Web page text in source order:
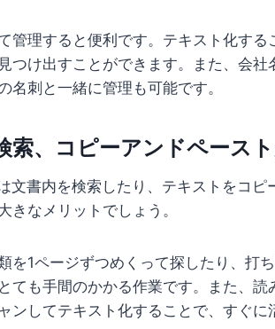
管理すると便利です。テキスト化する
つけ出すことができます。また、会社
名刺と一緒に管理も可能です。
索、コピーアンドペース
文書内を検索したり、テキストをコピ
きなメリットでしょう。
を1ページずつめくって探したり、打
ても手間のかかる作業です。また、読
ンしてテキスト化することで、すぐに